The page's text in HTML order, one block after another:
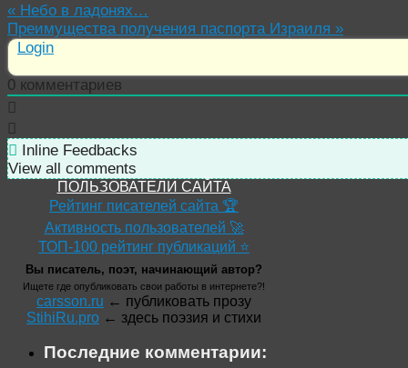
« Небо в ладонях…
Преимущества получения паспорта Израиля »
Login
0 комментариев
Inline Feedbacks
View all comments
ПОЛЬЗОВАТЕЛИ САЙТА
Рейтинг писателей сайта 🏆
Активность пользователей 🚀
ТОП-100 рейтинг публикаций ⭐
Вы писатель, поэт, начинающий автор?
Ищете где опубликовать свои работы в интернете?!
carsson.ru ← публиковать прозу
StihiRu.pro ← здесь поэзия и стихи
Последние комментарии: